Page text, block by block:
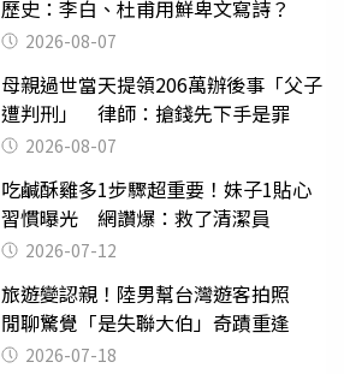
歷史：李白、杜甫用鮮卑文寫詩？
2026-08-07
母親過世當天提領206萬辦後事「父子
遭判刑」 律師：搶錢先下手是罪
2026-08-07
吃鹹酥雞多1步驟超重要！妹子1貼心
習慣曝光 網讚爆：救了清潔員
2026-07-12
旅遊變認親！陸男幫台灣遊客拍照
閒聊驚覺「是失聯大伯」奇蹟重逢
2026-07-18